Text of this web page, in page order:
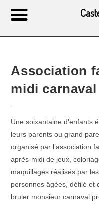
Association
midi carnaval
Une soixantaine d’enfants
leurs parents ou grand
organisé par l’association
après-midi de jeux,
maquillages réalisés par
personnes âgées, défilé et
bruler monsieur carnaval